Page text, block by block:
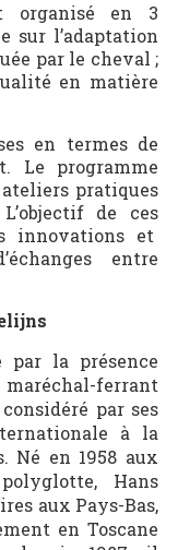
organisé en 3
sur l’adaptation
par le cheval ;
en matière
en termes de
Le programme
pratiques
de ces
innovations et
entre
par la présence
ferrant
par ses
à la
Né en 1958 aux
Hans
aux Pays-Bas,
en Toscane